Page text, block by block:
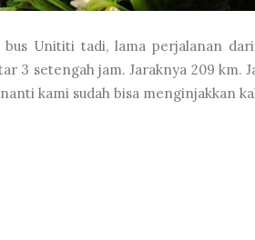
Unititi tadi, lama perjalanan
3 setengah jam. Jaraknya 209 km.
kami sudah bisa menginjakkan